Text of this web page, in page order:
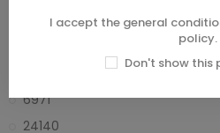
14350
6971
24140
I accept the general
policy.
Don't show this